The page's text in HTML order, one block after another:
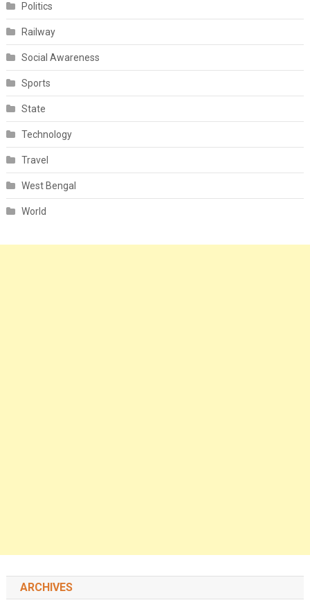
Politics
Railway
Social Awareness
Sports
State
Technology
Travel
West Bengal
World
ARCHIVES